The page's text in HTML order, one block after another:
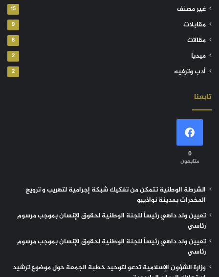
غير مصنف 15
مقابلات 9
مقالات 8
ميديا 2
أدب وترفيه 2
تابعنا
0
متابعون
الشرطة الوطنية تتمكن من تفكيك شبكة إجرامية لتهريب و ترويج
المخدرات بمدينة نواذيبو
تعيين ولد داهي رئيساً للجنة الوطنية لحقوق الإنسان بموجب مرسوم
رئاسي
تعيين ولد داهي رئيساً للجنة الوطنية لحقوق الإنسان بموجب مرسوم
رئاسي
وزارة الشؤون الإسلامية تدعو لتوحيد خطبة الجمعة حول موضوع ترشيد